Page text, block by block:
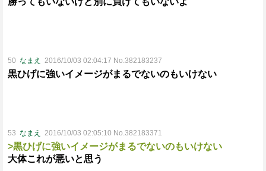
50 なまえ 2016/10/03 02:04:17 No.382183237
黒ひげに強いイメージがまるでないのもいけない
53 なまえ 2016/10/03 02:05:10 No.382183371
>黒ひげに強いイメージがまるでないのもいけない
大体これが悪いと思う